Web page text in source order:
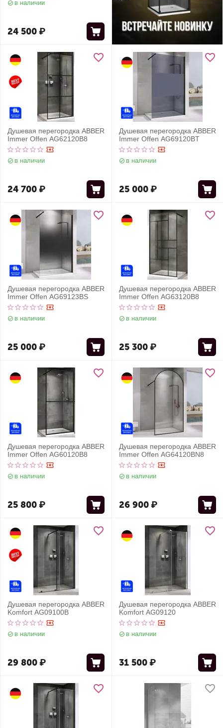
в наличии
24 500₽
Душевая перегородка ABBER
Immer Offen AG62120B8
в наличии
24 700₽
Душевая перегородка ABBER
Immer Offen AG69120BT
в наличии
25 000₽
Душевая перегородка ABBER
Immer Offen AG69123BS
в наличии
25 000₽
Душевая перегородка ABBER
Immer Offen AG63120B8
в наличии
25 300₽
Душевая перегородка ABBER
Immer Offen AG60120B8
в наличии
25 800₽
Душевая перегородка ABBER
Immer Offen AG64120BN8
в наличии
26 900₽
Душевая перегородка ABBER
Komfort AG09100B
в наличии
29 800₽
Душевая перегородка ABBER
Komfort AG09120
в наличии
31 500₽